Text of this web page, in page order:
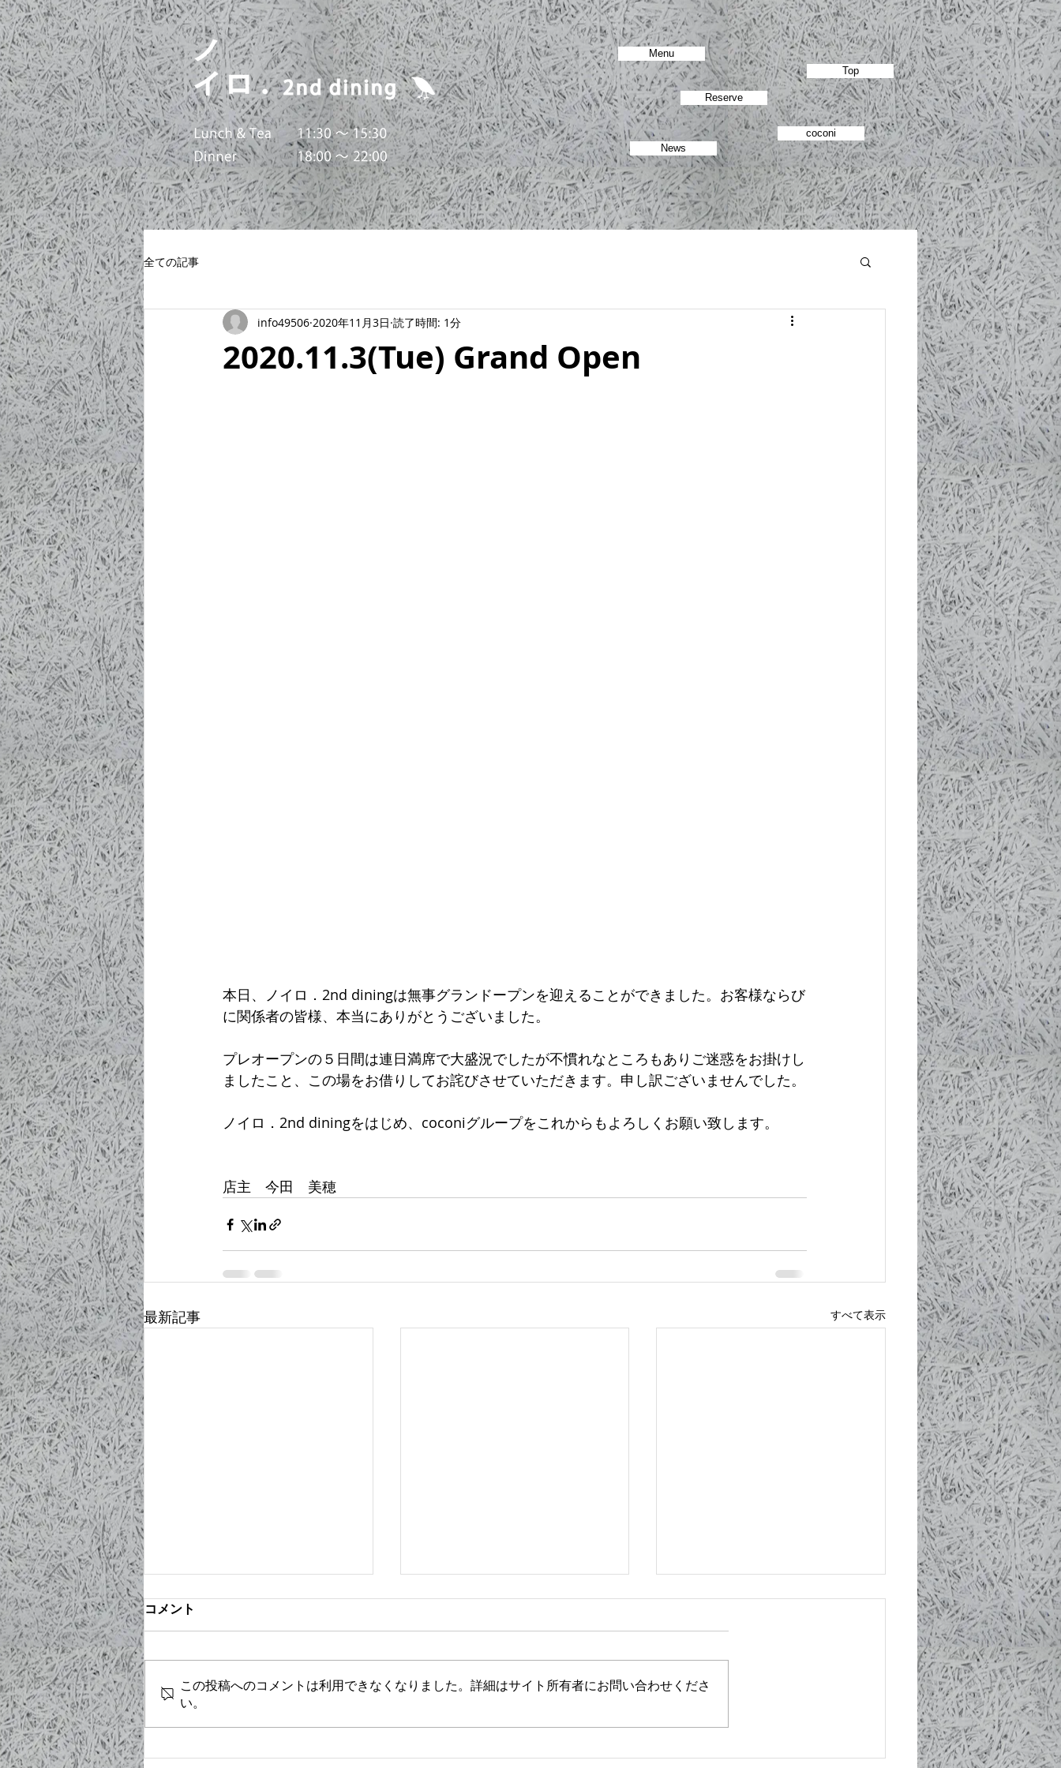
Menu
Reserve
News
Top
coconi
全ての記事
2020.11.3(Tue) Grand Open
info49506 2020年11月3日 読了時間: 1分
本日、ノイロ．2nd diningは無事グランドープンを迎えることができました。お客様ならび
に関係者の皆様、本当にありがとうございました。
プレオープンの５日間は連日満席で大盛況でしたが不慣れなところもありご迷惑をお掛けし
ましたこと、この場をお借りしてお詫びさせていただきます。申し訳ございませんでした。
ノイロ．2nd diningをはじめ、coconiグループをこれからもよろしくお願い致します。
店主　今田　美穂
最新記事 すべて表示
完全キャッシュレス化に伴う
はじめまして、ハシモト
コメント
この投稿へのコメントは利用できなくなりました。詳細はサイト所有者にお問い合わせくださ
い。